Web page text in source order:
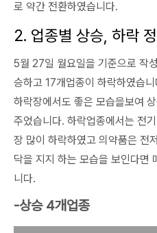
로 약간 전환하였습니다.
2. 업종별 상승, 하락 정
5월 27일 월요일을 기준으로 작
승하고 17개업종이 하락하였습
하락장에서도 좋은 모습을보여
주었습니다. 하락업종에서는 전
장 많이 하락하였고 의약품은 전
닥을 지지 하는 모습을 보인다면
니다.
-상승 4개업종